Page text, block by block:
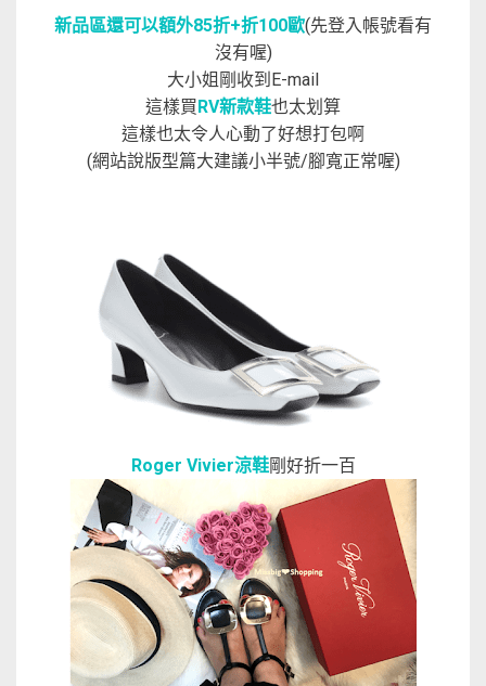
新品區還可以額外85折+折100歐(先登入帳號看有
沒有喔)
大小姐剛收到E-mail
這樣買 RV新款鞋也太划算
這樣也太令人心動了好想打包啊
(網站說版型篇大建議小半號/腳寬正常喔)
Roger Vivier涼鞋剛好折一百